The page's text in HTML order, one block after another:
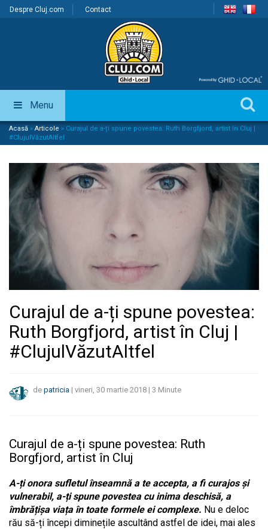
Despre Cluj.com Contact
Menu
Acasă » Articole » Curajul de a-ți spune povestea: Ruth Borgfjord, artist în Cluj |
#ClujulVăzutAltfel
Curajul de a-ți spune povestea:
Ruth Borgfjord, artist în Cluj |
#ClujulVăzutAltfel
de patricia | vineri, 30 martie 2018 | 3 Minute
Curajul de a-ți spune povestea: Ruth
Borgfjord, artist în Cluj
A-ți onora sufletul înseamnă a te accepta, a fi curajos și
vulnerabil, a-ți spune povestea cu inima deschisă, a
îmbrățișa viața în toate formele ei complexe. Nu e deloc
rău să-ți începi diminețile ascultând astfel de idei, mai ales